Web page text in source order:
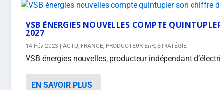
VSB ÉNERGIES NOUVELLES COMPTE
2027
14 Fév 2023 |ACTU, FRANCE, PRODUCTEUR EnR,STRATÉGIE
VSB énergies nouvelles, producteur indépendant
EN SAVOIR PLUS